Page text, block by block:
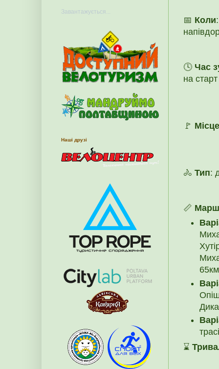
📅 Коли
🕓 Час
на
🚩
🚴 Тип:
📏
⌛
Завантажується...
Наші друзі